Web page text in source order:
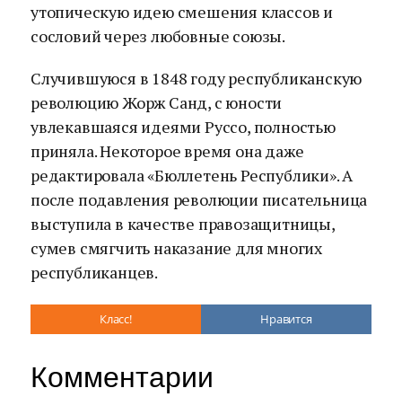
утопическую идею смешения классов и
сословий через любовные союзы.
Случившуюся в 1848 году республиканскую
революцию Жорж Санд, с юности
увлекавшаяся идеями Руссо, полностью
приняла. Некоторое время она даже
редактировала «Бюллетень Республики». А
после подавления революции писательница
выступила в качестве правозащитницы,
сумев смягчить наказание для многих
республиканцев.
Класс! Нравится
Комментарии